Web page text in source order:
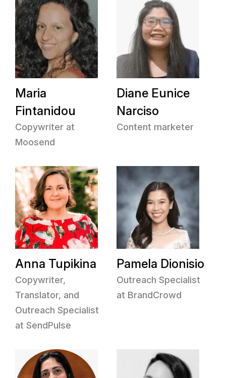
Maria
Fintanidou
Copywriter at
Moosend
Diane Eunice
Narciso
Content marketer
Anna Tupikina
Copywriter,
Translator, and
Outreach Specialist
at SendPulse
Pamela Dionisio
Outreach Specialist
at BrandCrowd